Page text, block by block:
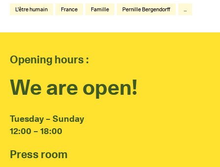
L'être humain France Famille Pernille Bergendorff ...
Opening hours :
We are open!
Tuesday – Sunday
12:00 – 18:00
Press room